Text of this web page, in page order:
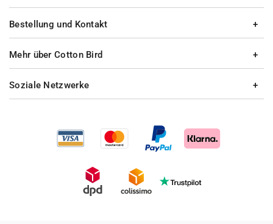
Bestellung und Kontakt
Mehr über Cotton Bird
Soziale Netzwerke